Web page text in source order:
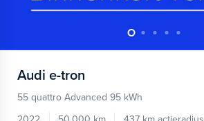
Audi e-tron
55 quattro Advanced 95 kWh